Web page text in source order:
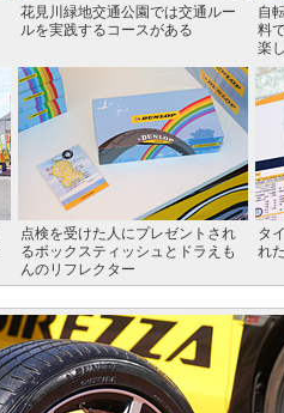
花見川緑地交通公園では交通ルー
ルを実践するコースがある
自
料
楽
点検を受けた人にプレゼントされ
るボックスティッシュとドラえも
んのリフレクター
タ
れ